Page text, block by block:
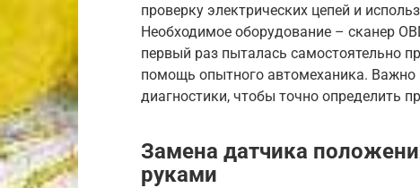
проверку электрических цепей и
Необходимое оборудование – сканер
первый раз пыталась самостоятельно
помощь опытного автомеханика. Важно
диагностики, чтобы точно определить
Замена датчика
руками